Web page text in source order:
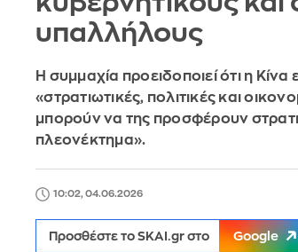
υπαλλήλους
Η συμμαχία προειδοποιεί ότι η Κίνα
«στρατιωτικές, πολιτικές και
μπορούν να της προσφέρουν
πλεονέκτημα».
10:02, 04.06.2026
Προσθέστε το SKAI.gr στο Google